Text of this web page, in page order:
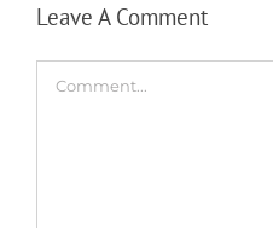
Leave A Comment